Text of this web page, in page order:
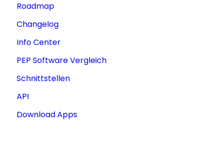
Roadmap
Changelog
Info Center
PEP Software Vergleich
Schnittstellen
API
Download Apps